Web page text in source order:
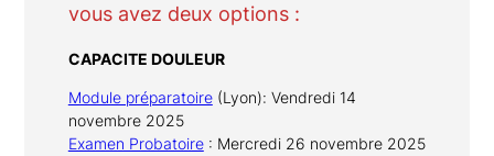
vous avez deux options :
CAPACITE DOULEUR
Module préparatoire(Lyon): Vendredi 14
novembre 2025
Examen Probatoire: Mercredi 26 novembre 2025